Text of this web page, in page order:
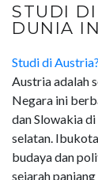
STUDI
DUNIA
Studi di
Austria adalah
Negara ini
dan Slowakia
selatan.
budaya dan
sejarah